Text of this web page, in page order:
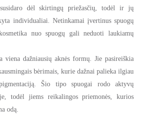
dėl skirtingų priežasčių, todėl ir jų
individualiai. Netinkamai įvertinus spuogų
nuo spuogų gali neduoti laukiamų
viena dažniausių aknės formų. Jie pasireiškia
bėrimais, kurie dažnai palieka ilgiau
Šio tipo spuogai rodo aktyvų
todėl jiems reikalingos priemonės, kurios
odą.